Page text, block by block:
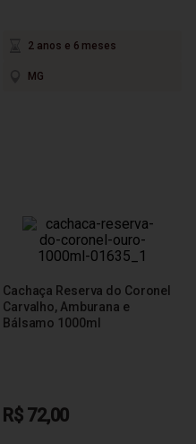
2 anos e 6 meses
MG
Cachaça Reserva do Coronel
Carvalho, Amburana e
Bálsamo 1000ml
R$ 72,00